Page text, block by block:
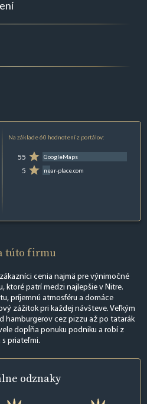
Na základe 60 hodnotení z portálov:
55 GoogleMaps
5 near-place.com
túto firmu
cenia najmä pre výnimočné
ktoré patrí medzi najlepšie v Nitre.
príjemnú atmosféru a domáce
zážitok pri každej návšteve. Veľkým
hamburgerov cez pizzu až po tatarák
dopĺňa ponuku podniku a robí z
s priateľmi.
odznaky